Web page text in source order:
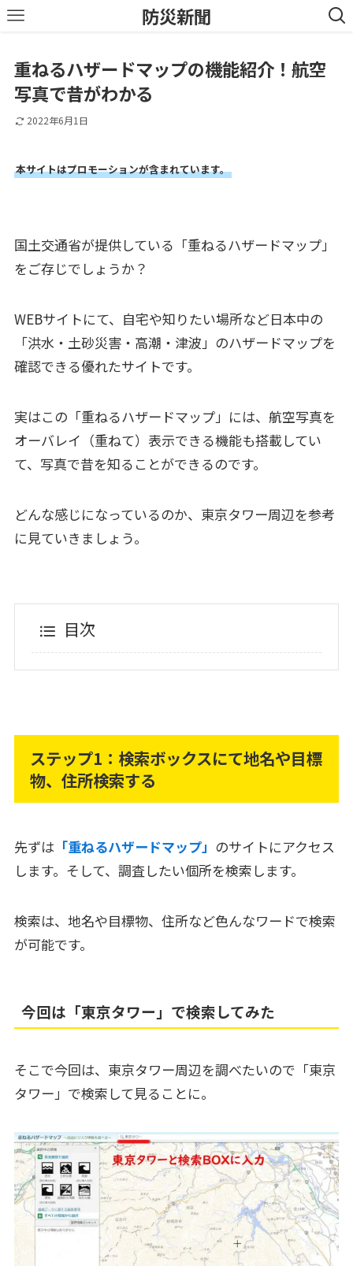
防災新聞
重ねるハザードマップの機能紹介！航空
写真で昔がわかる
2022年6月1日
本サイトはプロモーションが含まれています。
国土交通省が提供している「重ねるハザードマップ」
をご存じでしょうか？
WEBサイトにて、自宅や知りたい場所など日本中の
「洪水・土砂災害・高潮・津波」のハザードマップを
確認できる優れたサイトです。
実はこの「重ねるハザードマップ」には、航空写真を
オーバレイ（重ねて）表示できる機能も搭載してい
て、写真で昔を知ることができるのです。
どんな感じになっているのか、東京タワー周辺を参考
に見ていきましょう。
目次
ステップ1：検索ボックスにて地名や目標
物、住所検索する
先ずは「重ねるハザードマップ」 のサイトにアクセス
します。そして、調査したい個所を検索します。
検索は、地名や目標物、住所など色んなワードで検索
が可能です。
今回は「東京タワー」で検索してみた
そこで今回は、東京タワー周辺を調べたいので「東京
タワー」で検索して見ることに。